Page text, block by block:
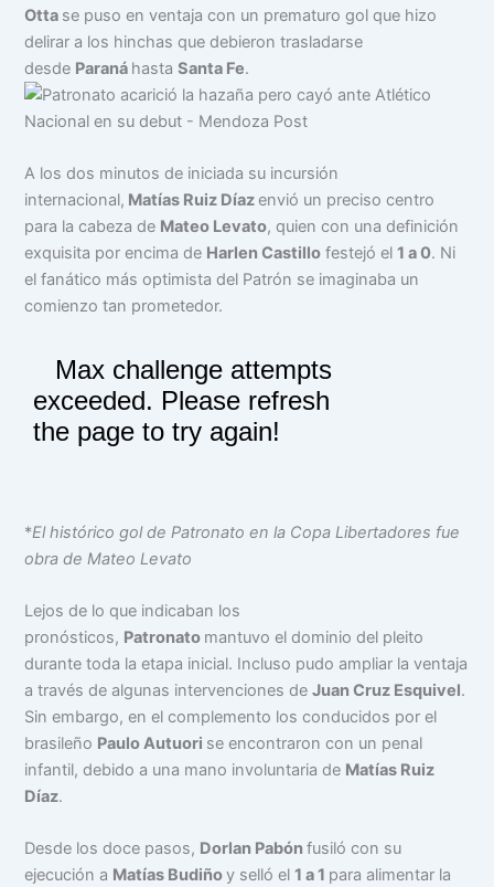
Otta se puso en ventaja con un prematuro gol que hizo
delirar a los hinchas que debieron trasladarse
desde Paraná hastaSanta Fe.
A los dos minutos de iniciada su incursión
internacional, Matías Ruiz Díaz envió un preciso centro
para la cabeza de Mateo Levato, quien con una definición
exquisita por encima de Harlen Castillo festejó el1 a 0. Ni
el fanático más optimista del Patrón se imaginaba un
comienzo tan prometedor.
*El histórico gol de Patronato en la Copa Libertadores fue
obra de Mateo Levato
Lejos de lo que indicaban los
pronósticos, Patronato mantuvo el dominio del pleito
durante toda la etapa inicial. Incluso pudo ampliar la ventaja
a través de algunas intervenciones deJuan Cruz Esquivel.
Sin embargo, en el complemento los conducidos por el
brasileño Paulo Autuori se encontraron con un penal
infantil, debido a una mano involuntaria de Matías Ruiz
Díaz.
Desde los doce pasos, Dorlan Pabónfusiló con su
ejecución a Matías Budiñoy selló el1 a 1 para alimentar la